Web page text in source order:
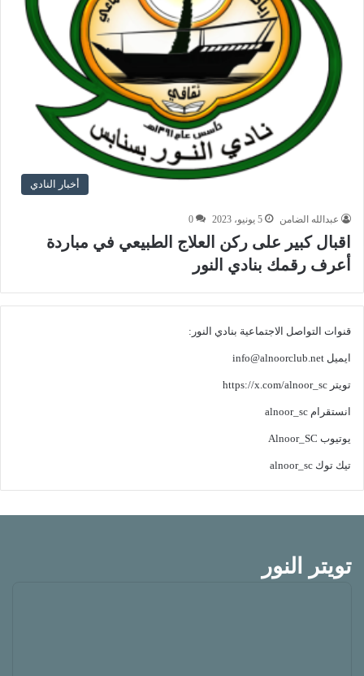
أخبار النادي
عبدالله الضامن 5 يونيو، 2023 0
اقبال كبير على ركن العلاج الطبيعي في مباردة
أعرف رقمك بنادي النور
قنوات التواصل الاجتماعية بنادي النور:
ايميل info@alnoorclub.net
تويتر https://x.com/alnoor_sc
انستقرام alnoor_sc
يوتيوب Alnoor_SC
تيك توك alnoor_sc
تويتر النور